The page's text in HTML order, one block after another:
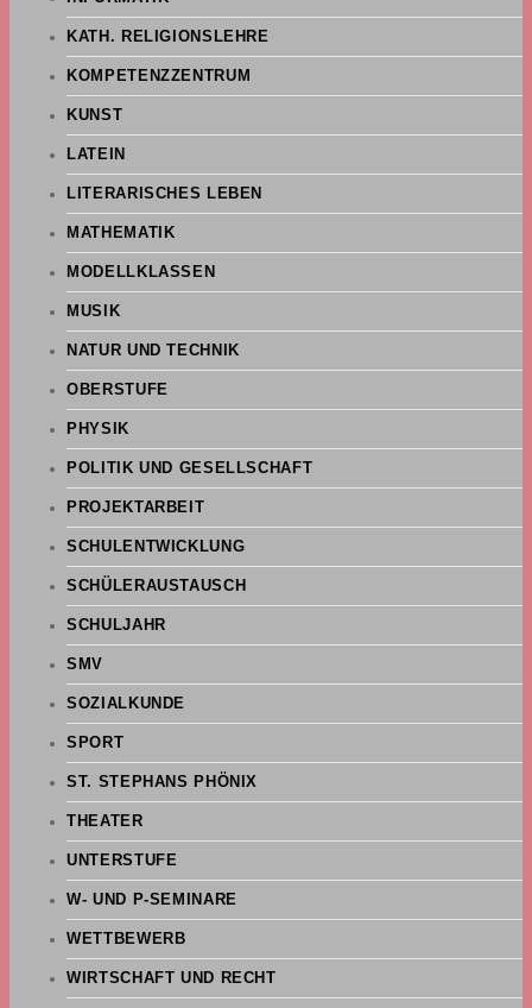
KATH. RELIGIONSLEHRE
KOMPETENZZENTRUM
KUNST
LATEIN
LITERARISCHES LEBEN
MATHEMATIK
MODELLKLASSEN
MUSIK
NATUR UND TECHNIK
OBERSTUFE
PHYSIK
POLITIK UND GESELLSCHAFT
PROJEKTARBEIT
SCHULENTWICKLUNG
SCHÜLERAUSTAUSCH
SCHULJAHR
SMV
SOZIALKUNDE
SPORT
ST. STEPHANS PHÖNIX
THEATER
UNTERSTUFE
W- UND P-SEMINARE
WETTBEWERB
WIRTSCHAFT UND RECHT